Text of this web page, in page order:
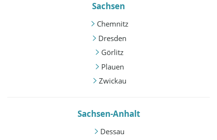
Sachsen
Chemnitz
Dresden
Görlitz
Plauen
Zwickau
Sachsen-Anhalt
Dessau